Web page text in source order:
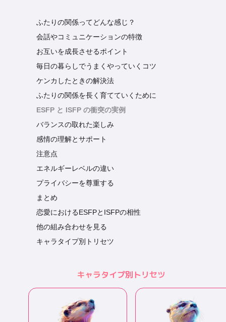
ふたりの関係ってどんな感じ？
会話やコミュニケーションの特徴
お互いを成長させるポイント
毎日の暮らしでうまくやっていくコツ
ケンカしたときの解決法
ふたりの関係を長く育てていくために
ESFP と ISFP の衝突の実例
バランスの取れた楽しみ
感情の理解とサポート
注意点
エネルギーレベルの違い
プライバシーを尊重する
まとめ
恋愛におけるESFPとISFPの相性
他の組み合わせを見る
キャラタイプ別トリセツ
キャラタイプ別トリセツ